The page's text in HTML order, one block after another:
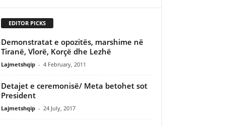
EDITOR PICKS
Demonstratat e opozitës, marshime në
Tiranë, Vlorë, Korçë dhe Lezhë
Lajmetshqip - 4 February, 2011
Detajet e ceremonisë/ Meta betohet sot
President
Lajmetshqip - 24 July, 2017